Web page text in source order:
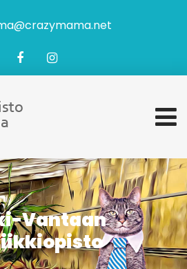
Vantaan